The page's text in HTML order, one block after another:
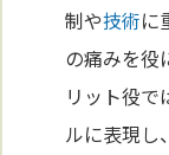
制や技術に
の痛みを役
リット役で
ルに表現し